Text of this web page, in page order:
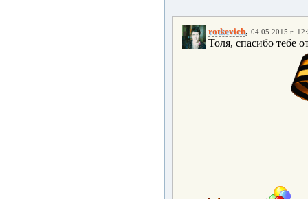
rotkevich, 04.05.2015 г.
Толя, спасибо тебе